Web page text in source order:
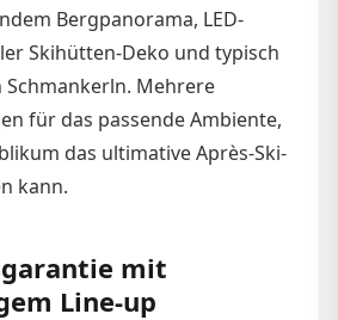
Bergpanorama, LED-
Skihütten-Deko und typisch
Mehrere
für das passende Ambiente,
das ultimative Après-Ski-
kann.
mit
Line-up